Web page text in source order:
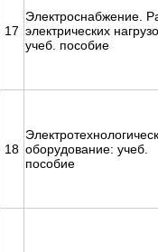
17
Электроснабжение.
электрических
учеб. пособие
18 оборудование: учеб.
пособие